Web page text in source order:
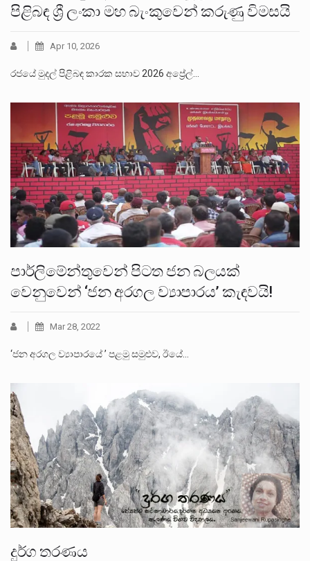
පිළිබඳ ශ්‍රී ලංකා මහ බැංකුවෙන් කරුණු විමසයි
Apr 10, 2026
රජයේ මුදල් පිළිබඳ කාරක සභාව 2026 අප්‍රේල්…
පාර්ලිමේන්තුවෙන් පිටත ජන බලයක්
වෙනුවෙන් ‘ජන අරගල ව්‍යාපාරය’ කැඳවයි!
Mar 28, 2022
‘ජන අරගල ව්‍යාපාරයේ ’ පළමු සමුළුව, ඊයේ…
දුර්ග තරණය